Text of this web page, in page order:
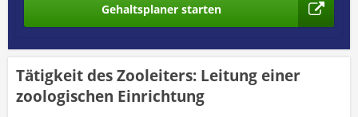
Gehaltsplaner starten
Tätigkeit des Zooleiters: Leitung einer
zoologischen Einrichtung